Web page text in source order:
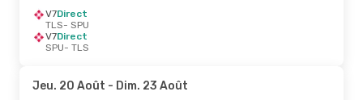
V7Direct
TLS- SPU
V7Direct
SPU- TLS
Jeu. 20 Août - Dim. 23 Août